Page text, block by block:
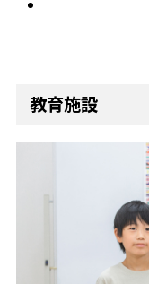
教育施設